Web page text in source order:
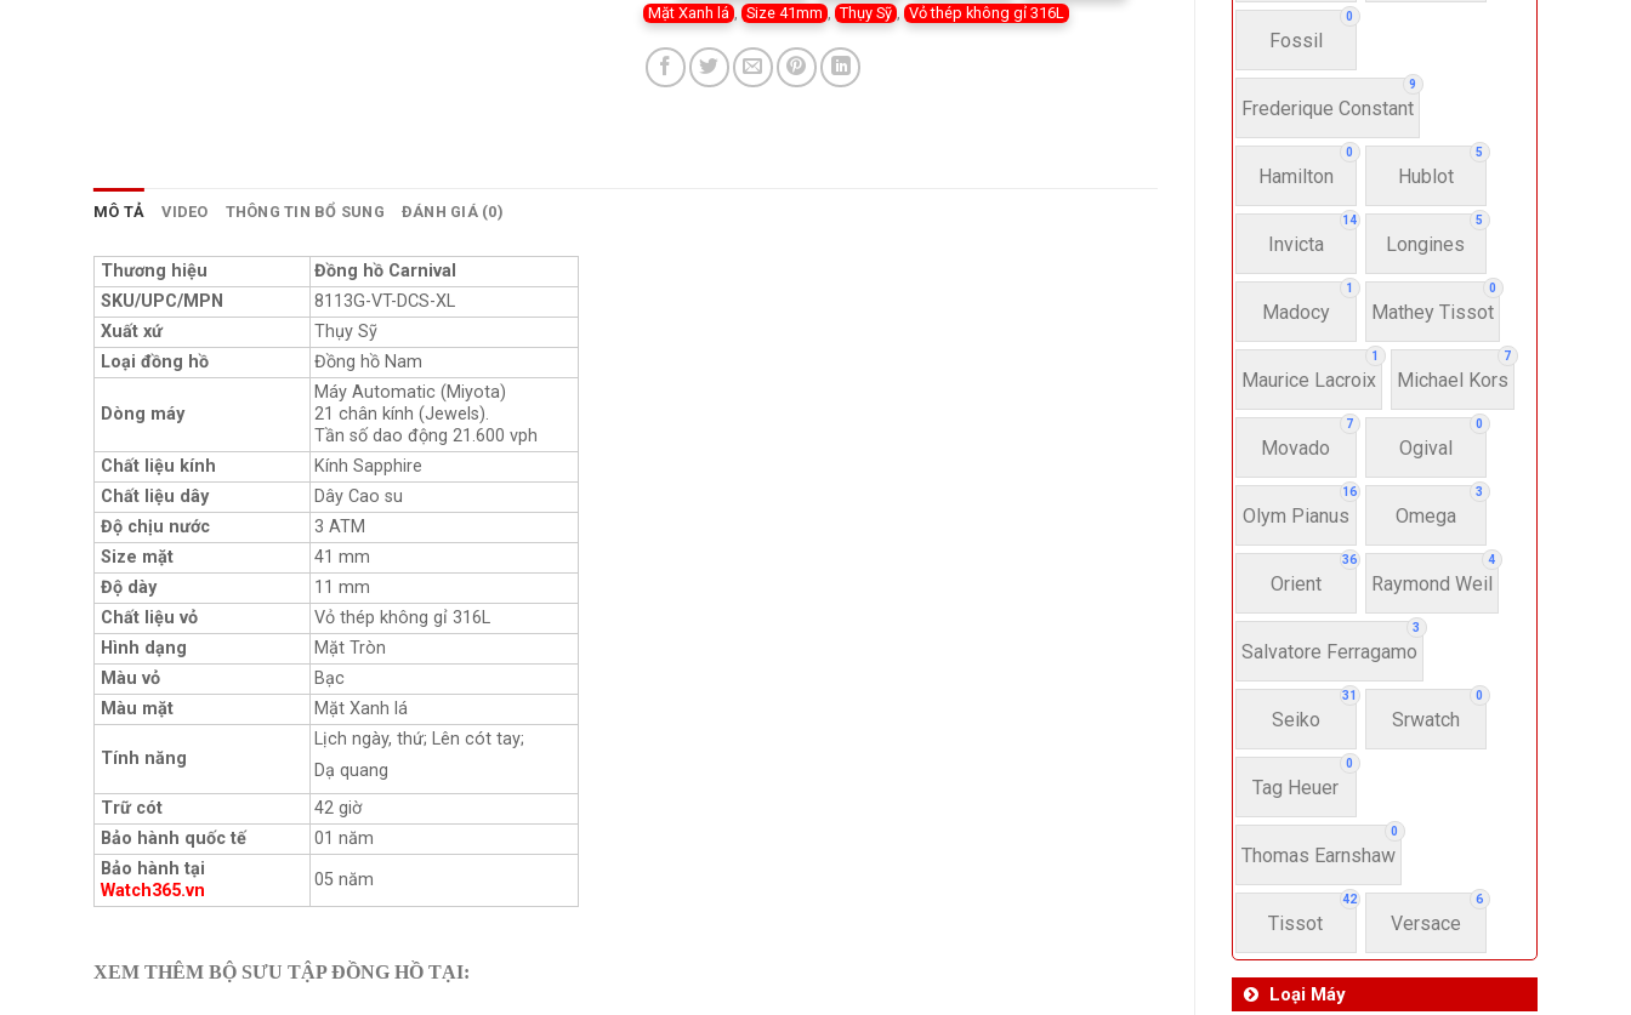
0
Fossil
9
Frederique Constant
0
Hamilton
5
Hublot
14
Invicta
5
Longines
1
Madocy
0
Mathey Tissot
1
Maurice Lacroix
7
Michael Kors
7
Movado
0
Ogival
16
Olym Pianus
3
Omega
36
Orient
4
Raymond Weil
3
Salvatore Ferragamo
31
Seiko
0
Srwatch
0
Tag Heuer
0
Thomas Earnshaw
42
Tissot
6
Versace
Loại Máy
Mặt Xanh lá , Size 41mm , Thụy Sỹ , Vỏ thép không gỉ 316L
MÔ TẢ VIDEO THÔNG TIN BỔ SUNG ĐÁNH GIÁ (0)
Thương hiệu
Đồng hồ Carnival
SKU/UPC/MPN
8113G-VT-DCS-XL
Xuất xứ
Thụy Sỹ
Loại đồng hồ
Đồng hồ Nam
Dòng máy
Máy Automatic (Miyota)
21 chân kính (Jewels).
Tần số dao động 21.600 vph
Chất liệu kính
Kính Sapphire
Chất liệu dây
Dây Cao su
Độ chịu nước
3 ATM
Size mặt
41 mm
Độ dày
11 mm
Chất liệu vỏ
Vỏ thép không gỉ 316L
Hình dạng
Mặt Tròn
Màu vỏ
Bạc
Màu mặt
Mặt Xanh lá
Tính năng
Lịch ngày, thứ; Lên cót tay;
Dạ quang
Trữ cót
42 giờ
Bảo hành quốc tế
01 năm
Bảo hành tại
Watch365.vn
05 năm
XEM THÊM BỘ SƯU TẬP ĐỒNG HỒ TẠI: